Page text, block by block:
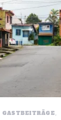
GASTBEITRÄGE